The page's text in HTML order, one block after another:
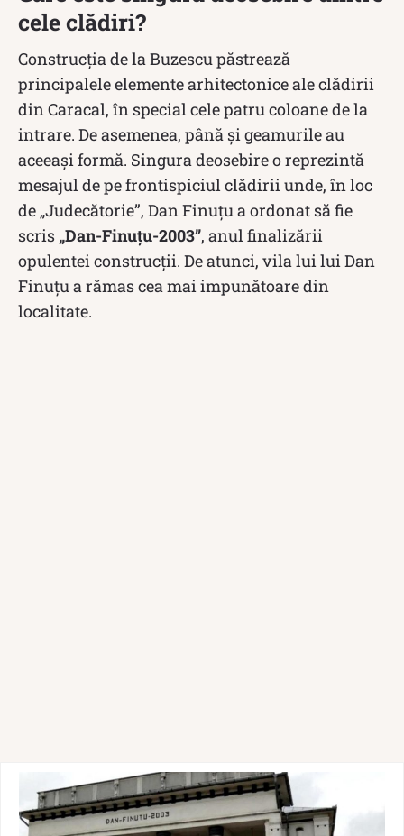
cele clădiri?
Construcția de la Buzescu păstrează
principalele elemente arhitectonice ale clădirii
din Caracal, în special cele patru coloane de la
intrare. De asemenea, până și geamurile au
aceeași formă. Singura deosebire o reprezintă
mesajul de pe frontispiciul clădirii unde, în loc
de „Judecătorie”, Dan Finuțu a ordonat să fie
scris „Dan-Finuțu-2003”, anul finalizării
opulentei construcții. De atunci, vila lui lui Dan
Finuțu a rămas cea mai impunătoare din
localitate.